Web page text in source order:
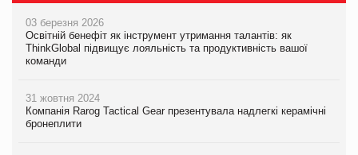
03 березня 2026
Освітній бенефіт як інструмент утримання талантів: як
ThinkGlobal підвищує лояльність та продуктивність вашої
команди
31 жовтня 2024
Компанія Rarog Tactical Gear презентувала надлегкі керамічні
бронеплити